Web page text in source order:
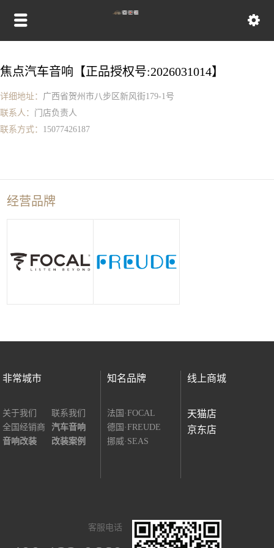
焦点汽车音响【正品授权号:2026031014】
详细地址： 广西省贺州市八步区新风街179-1号
联系人： 门店负责人
联系方式： 15077426187
经营品牌
非常城市
关于我们
联系我们
全国经销商
汽车音响
音响改装
改装案例
知名品牌
法国·FOCAL
德国·FREUDE
挪威·SEAS
线上商城
天猫店
京东店
客服电话